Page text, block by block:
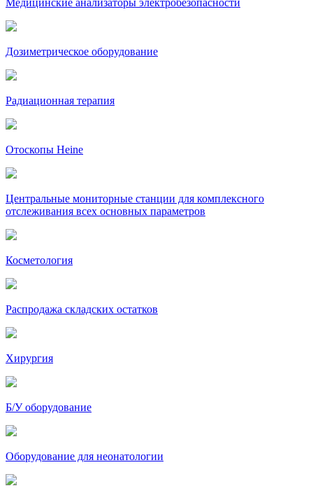
Дозиметрическое оборудование
Радиационная терапия
Отоскопы Heine
Центральные мониторные станции для комплексного
отслеживания всех основных параметров
Косметология
Распродажа складских остатков
Хирургия
Б/У оборудование
Оборудование для неонатологии